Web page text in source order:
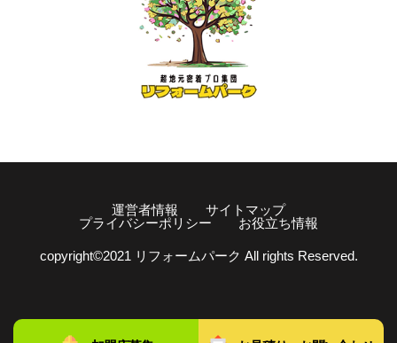
運営者情報
サイトマップ
プライバシーポリシー
お役立ち情報
copyright©️2021 リフォームパーク All rights Reserved.